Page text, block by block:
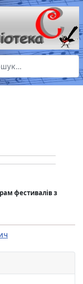
2 or more characters
фестивалів з